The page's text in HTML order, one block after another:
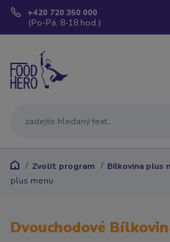
+420 720 350 000
(Po-Pá, 8-18 hod.)
Zvolit program Bílkovina plus
plus menu
Dvouchodové